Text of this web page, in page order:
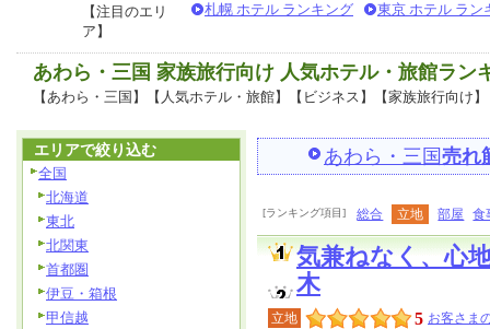
【注目のエリ
ア】
札幌 ホテル ランキング 東京 ホテル ラン
あわら・三国 家族旅行向け 人気ホテル・旅館ラン
【あわら・三国】【人気ホテル・旅館】【ビジネス】【家族旅行向け
あわら・三国売れ
[ランキング項目] 総合 立地 部屋 食
気兼ねなく、
木
立地 5 お客さま
エリアで絞り込む
全国
北海道
東北
北関東
首都圏
伊豆・箱根
甲信越